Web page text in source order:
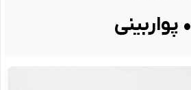
• پواربینی